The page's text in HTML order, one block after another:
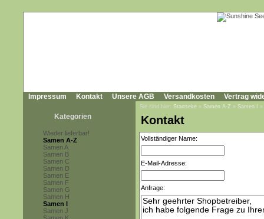
Impressum Kontakt Unsere AGB Versandkosten Vertrag
Kategorien
Wieder lieferbar!
Samen A-Z
Samen A
Samen B
Samen C
Samen D
Samen E
Samen F
Samen G
Samen H
Samen I
Samen J
Sie sind hier: Startseite » Samen A-Z » Samen I »
Kontakt
Vollständiger Name:
E-Mail-Adresse:
Anfrage: